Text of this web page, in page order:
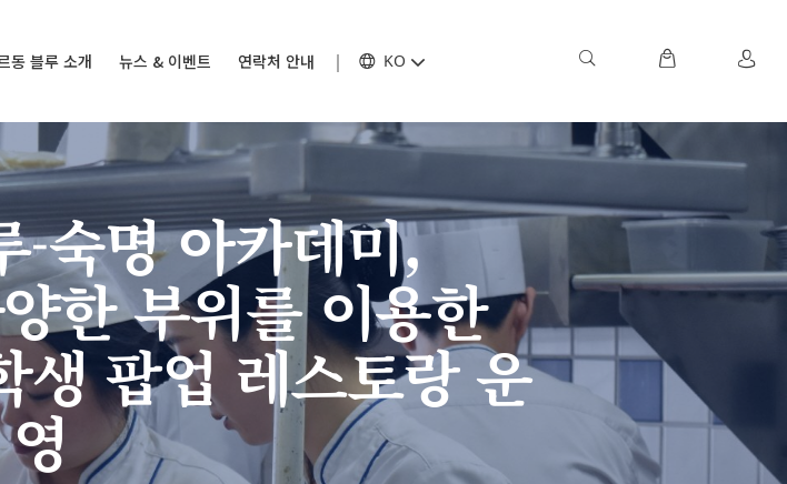
동 블루 소개 뉴스 & 이벤트 연락처 안내 KO
-숙명 아카데미,
한 부위를 이용한
생 팝업 레스토랑 운
영